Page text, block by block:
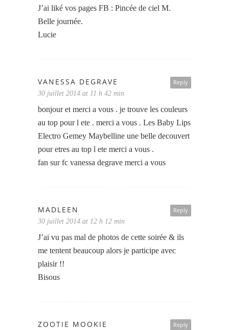
J’ai liké vos pages FB : Pincée de ciel M.
Belle journée.
Lucie
Reply
VANESSA DEGRAVE
30 juillet 2014 at 11 h 42 min
bonjour et merci a vous . je trouve les couleurs
au top pour l ete . merci a vous . Les Baby Lips
Electro Gemey Maybelline une belle decouvert
pour etres au top l ete merci a vous .
fan sur fc vanessa degrave merci a vous
Reply
MADLEEN
30 juillet 2014 at 12 h 12 min
J’ai vu pas mal de photos de cette soirée & ils
me tentent beaucoup alors je participe avec
plaisir !!
Bisous
Reply
ZOOTIE MOOKIE